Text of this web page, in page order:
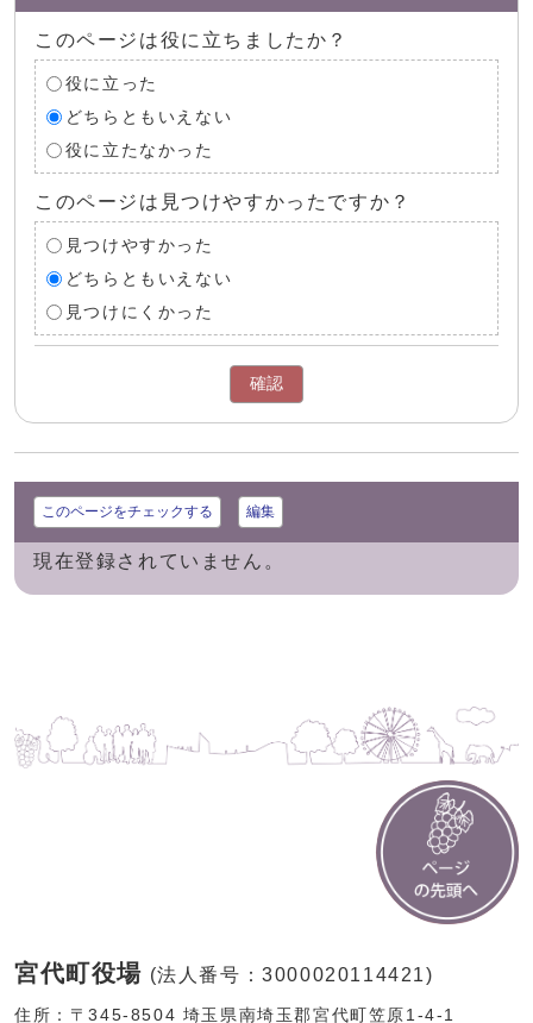
このページは役に立ちましたか？
役に立った
どちらともいえない
役に立たなかった
このページは見つけやすかったですか？
見つけやすかった
どちらともいえない
見つけにくかった
確認
このページをチェックする 編集
現在登録されていません。
宮代町役場 (法人番号：3000020114421)
住所：〒345-8504 埼玉県南埼玉郡宮代町笠原1-4-1